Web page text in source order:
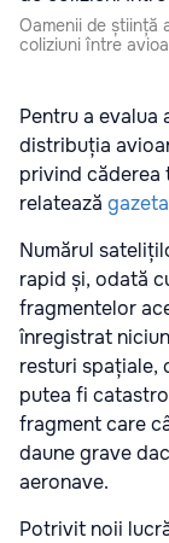
Oamenii de știință
coliziuni între
Pentru a
distribuția
privind căderea
relatează
Numărul
rapid și, odată
fragmentelor
înregistrat
resturi spațiale,
putea fi
fragment care
daune grave
aeronave.
Potrivit noii